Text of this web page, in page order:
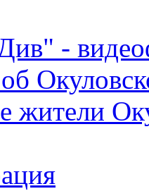
-
жители